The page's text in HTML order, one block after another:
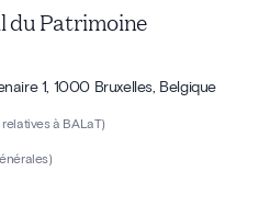
du Patrimoine
1, 1000 Bruxelles, Belgique
à BALaT)